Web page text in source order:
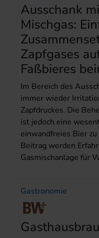
Ausschank
Mischgas:
Zapfgases
Faßbieres
Im Bereich des
immer wieder
Zapfdruckes. Die
ist jedoch eine
einwandfreies Bier
Beitrag werden
Gasmischanlage für
Gastronomie